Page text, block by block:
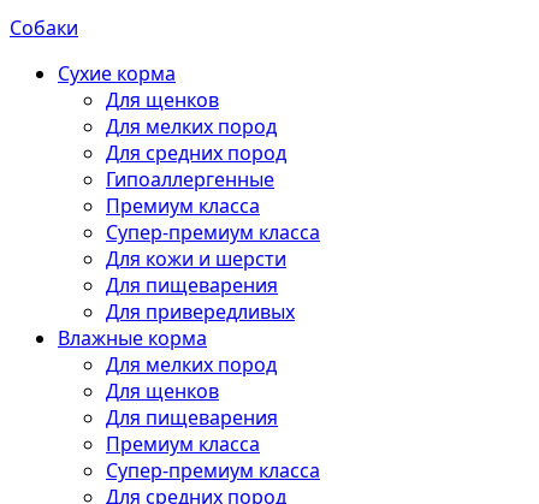
Собаки
Сухие корма
Для щенков
Для мелких пород
Для средних пород
Гипоаллергенные
Премиум класса
Супер-премиум класса
Для кожи и шерсти
Для пищеварения
Для привередливых
Влажные корма
Для мелких пород
Для щенков
Для пищеварения
Премиум класса
Супер-премиум класса
Для средних пород